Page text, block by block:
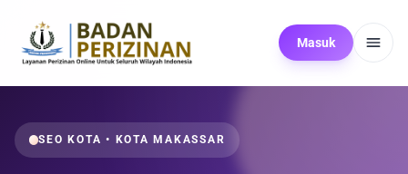
Masuk
SEO KOTA • KOTA MAKASSAR